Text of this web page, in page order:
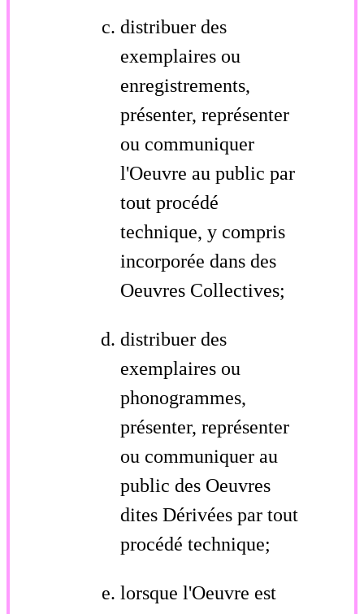
distribuer des
exemplaires ou
enregistrements,
présenter, représenter
ou communiquer
l'Oeuvre au public par
tout procédé
technique, y compris
incorporée dans des
Oeuvres Collectives;
distribuer des
exemplaires ou
phonogrammes,
présenter, représenter
ou communiquer au
public des Oeuvres
dites Dérivées par tout
procédé technique;
lorsque l'Oeuvre est